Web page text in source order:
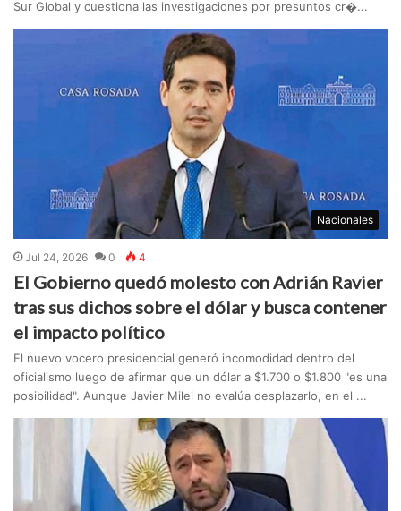
Sur Global y cuestiona las investigaciones por presuntos cr�...
Nacionales
Jul 24, 2026 0 4
El Gobierno quedó molesto con Adrián Ravier
tras sus dichos sobre el dólar y busca contener
el impacto político
El nuevo vocero presidencial generó incomodidad dentro del
oficialismo luego de afirmar que un dólar a $1.700 o $1.800 "es una
posibilidad". Aunque Javier Milei no evalúa desplazarlo, en el ...